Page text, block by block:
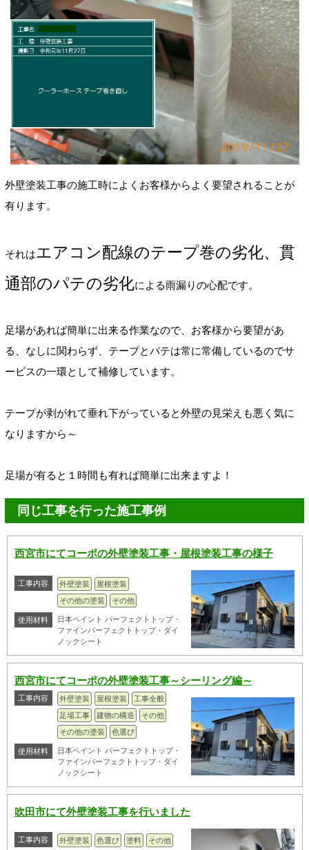
外壁塗装工事の施工時によくお客様からよく要望されることが
有ります。
それはエアコン配線のテープ巻の劣化、貫
通部のパテの劣化による雨漏りの心配です。
足場があれば簡単に出来る作業なので、お客様から要望があ
る、なしに関わらず、テープとパテは常に常備しているのでサ
ービスの一環として補修しています。
テープが剥がれて垂れ下がっていると外壁の見栄えも悪く気に
なりますから～
足場が有ると１時間も有れば簡単に出来ますよ！
同じ工事を行った施工事例
西宮市にてコーポの外壁塗装工事・屋根塗装工事の様子
工事内容 外壁塗装
屋根塗装
その他の塗装
その他
使用材料
日本ペイント パーフェクトトップ・
ファインパーフェクトトップ・ダイ
ノックシート
西宮市にてコーポの外壁塗装工事～シーリング編～
工事内容 外壁塗装 屋根塗装
工事全般
足場工事
建物の構造
その他
その他の塗装
色選び
使用材料
日本ペイント パーフェクトトップ・
ファインパーフェクトトップ・ダイ
ノックシート
吹田市にて外壁塗装工事を行いました
工事内容 外壁塗装 色選び 塗料 その他